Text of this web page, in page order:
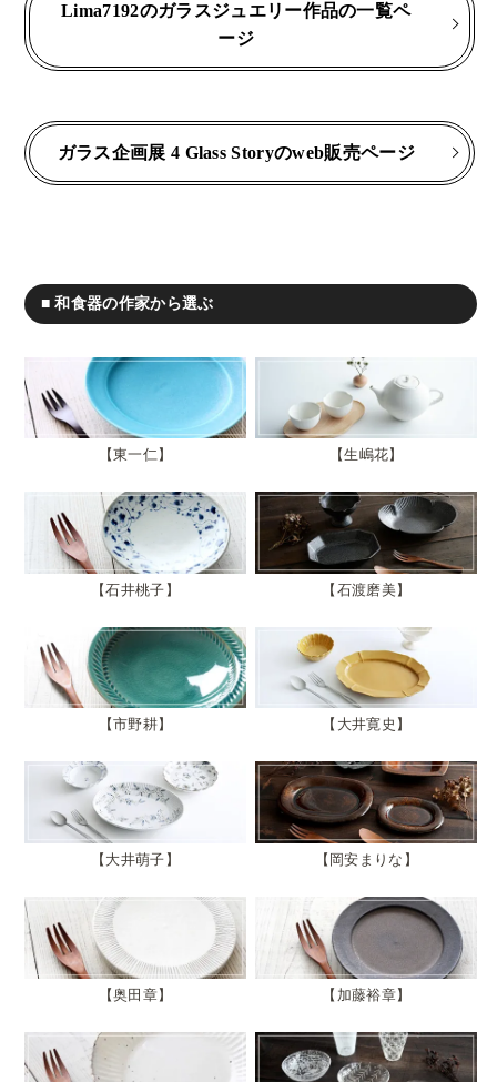
Lima7192のガラスジュエリー作品の一覧ペ
ージ
ガラス企画展 4 Glass Storyのweb販売ページ
■ 和食器の作家から選ぶ
東一仁 生嶋花
石井桃子 石渡磨美
市野耕 大井寛史
大井萌子 岡安まりな
奥田章 加藤裕章